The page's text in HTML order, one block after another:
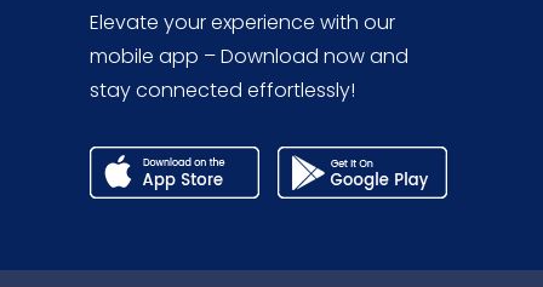
Elevate your experience with our
mobile app – Download now and
stay connected effortlessly!